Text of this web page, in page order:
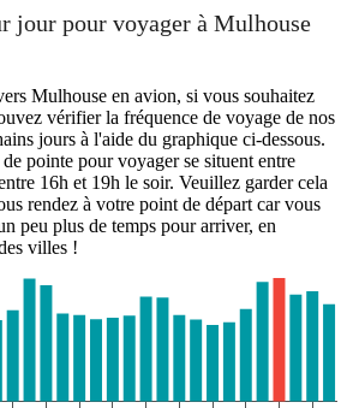
jour pour voyager à Mulhouse
Mulhouse en avion, si vous souhaitez
vérifier la fréquence de voyage de nos
jours à l'aide du graphique ci-dessous.
pointe pour voyager se situent entre
16h et 19h le soir. Veuillez garder cela
rendez à votre point de départ car vous
peu plus de temps pour arriver, en
villes !